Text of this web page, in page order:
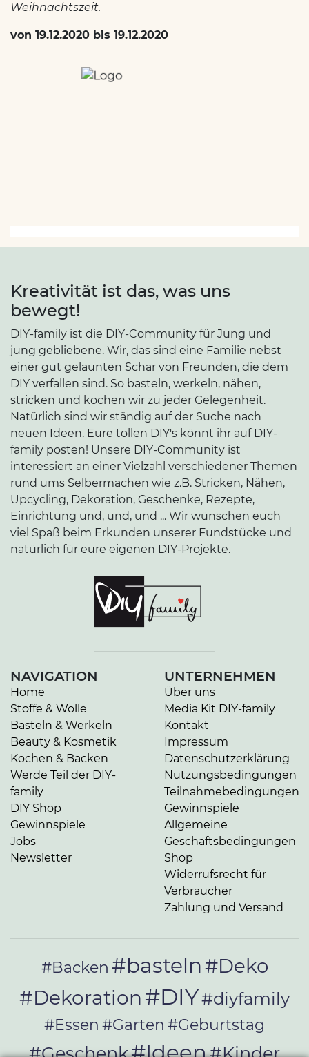
Weihnachtszeit.
von 19.12.2020 bis 19.12.2020
Kreativität ist das, was uns
bewegt!
DIY-family ist die DIY-Community für Jung und
jung gebliebene. Wir, das sind eine Familie nebst
einer gut gelaunten Schar von Freunden, die dem
DIY verfallen sind. So basteln, werkeln, nähen,
stricken und kochen wir zu jeder Gelegenheit.
Natürlich sind wir ständig auf der Suche nach
neuen Ideen. Eure tollen DIY's könnt ihr auf DIY-
family posten! Unsere DIY-Community ist
interessiert an einer Vielzahl verschiedener Themen
rund ums Selbermachen wie z.B. Stricken, Nähen,
Upcycling, Dekoration, Geschenke, Rezepte,
Einrichtung und, und, und ... Wir wünschen euch
viel Spaß beim Erkunden unserer Fundstücke und
natürlich für eure eigenen DIY-Projekte.
NAVIGATION
Home
Stoffe & Wolle
Basteln & Werkeln
Beauty & Kosmetik
Kochen & Backen
Werde Teil der DIY-
family
DIY Shop
Gewinnspiele
Jobs
Newsletter
UNTERNEHMEN
Über uns
Media Kit DIY-family
Kontakt
Impressum
Datenschutzerklärung
Nutzungsbedingungen
Teilnahmebedingungen
Gewinnspiele
Allgemeine
Geschäftsbedingungen
Shop
Widerrufsrecht für
Verbraucher
Zahlung und Versand
#Backen #basteln#Deko
#Dekoration #DIY#diyfamily
#Essen #Garten #Geburtstag